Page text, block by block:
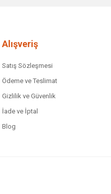
Alışveriş
Satış Sözleşmesi
Ödeme ve Teslimat
Gizlilik ve Güvenlik
İade ve İptal
Blog